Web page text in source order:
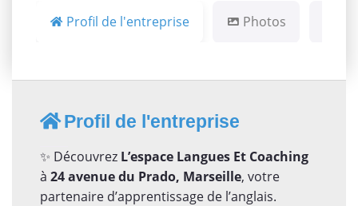
Profil de l'entreprise Photos
Profil de l'entreprise
✨ Découvrez L’espace Langues Et Coaching
à 24 avenue du Prado, Marseille, votre
partenaire d’apprentissage de l’anglais.